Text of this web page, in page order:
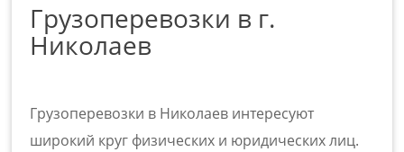
Грузоперевозки в г.
Николаев
Грузоперевозки в Николаев интересуют
широкий круг физических и юридических лиц.